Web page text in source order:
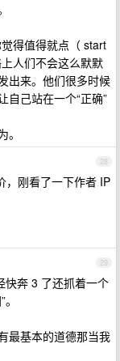
得值得就点（ start
人们不会这么默默
出来。他们很多时候
自己站在一个“正确”
28
，刚看了一下作者 IP
29
快奔 3 了还抓着一个
最基本的道德那当我